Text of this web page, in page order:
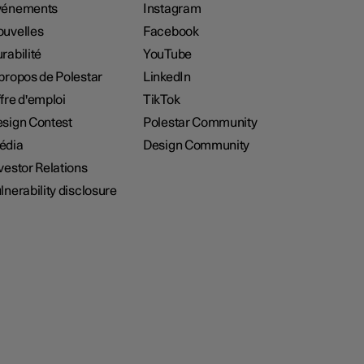
de Polestar
d'emploi
Contest
Relations
disclosure
Instagram
Facebook
YouTube
LinkedIn
TikTok
Polestar Community
Design Community